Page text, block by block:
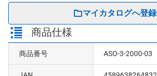
マイカタログへ登録
商品仕様
商品番号 ASO-3-2000-03